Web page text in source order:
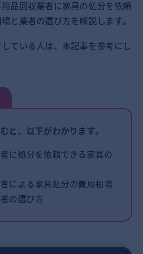
品回収業者に家具の処分を依頼
と業者の選び方を解説します。
ている人は、本記事を参考にし
と、以下がわかります。
に処分を依頼できる家具の
による家具処分の費用相場
の選び方